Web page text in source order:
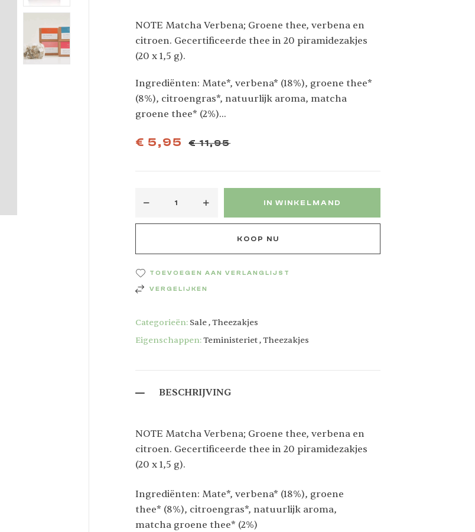
NOTE Matcha Verbena; Groene thee, verbena en
citroen. Gecertificeerde thee in 20 piramidezakjes
(20 x 1,5 g).
Ingrediënten: Mate*, verbena* (18%), groene thee*
(8%), citroengras*, natuurlijk aroma, matcha
groene thee* (2%)
€11,95
€ 5,95
IN WINKELMAND
KOOP NU
TOEVOEGEN AAN VERLANGLIJST
VERGELIJKEN
Categorieën: Sale,Theezakjes
Eigenschappen:Teministeriet,Theezakjes
BESCHRIJVING
NOTE Matcha Verbena; Groene thee, verbena en
citroen. Gecertificeerde thee in 20 piramidezakjes
(20 x 1,5 g).
Ingrediënten: Mate*, verbena* (18%), groene
thee* (8%), citroengras*, natuurlijk aroma,
matcha groene thee* (2%)